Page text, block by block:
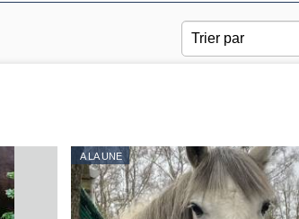
A LA UNE